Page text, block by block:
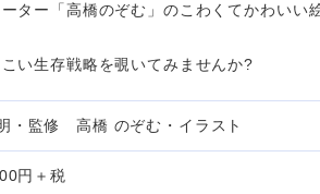
ター「高橋のぞむ」のこわくてかわいい
い生存戦略を覗いてみませんか?
・監修 高橋 のぞむ・イラスト
円＋税